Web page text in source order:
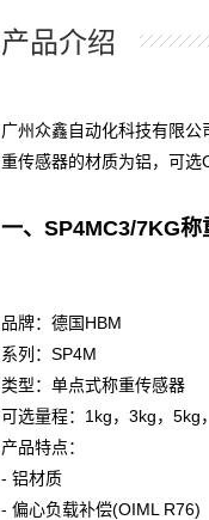
产品介绍
广州众鑫自动化科技有限
重传感器的材质为铝，可选
一、SP4MC3/7KG
品牌： 德国HBM
系列：SP4M
类型： 单点式称重传感器
可选量程：1kg，3kg，
产品特点：
- 铝材质
- 偏心负载补偿(OIML R76)